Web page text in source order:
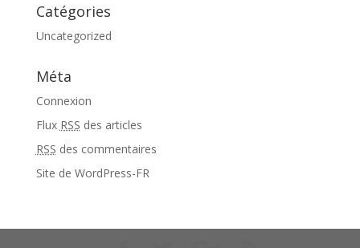
Catégories
Uncategorized
Méta
Connexion
Flux RSS des articles
RSS des commentaires
Site de WordPress-FR